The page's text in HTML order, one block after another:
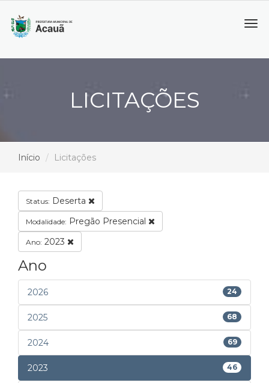
LICITAÇÕES
Início Licitações
Status: Deserta
Modalidade: Pregão Presencial
Ano: 2023
Ano
2026 24
2025 68
2024 69
2023 46